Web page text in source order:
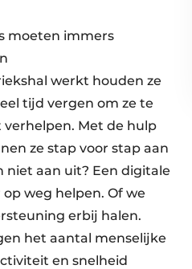
moeten immers
werkt houden ze
tijd vergen om ze te
Met de hulp
ze stap voor stap aan
aan uit? Een digitale
weg helpen. Of we
erbij halen.
het aantal menselijke
en snelheid